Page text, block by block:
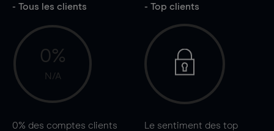
- Tous les clients
0%
N/A
0% des comptes clients
- Top clients
Le sentiment des top